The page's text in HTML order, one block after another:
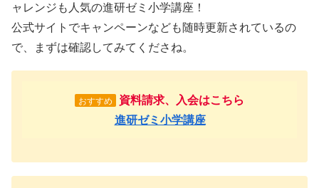
ャレンジも人気の進研ゼミ小学講座！
公式サイトでキャンペーンなども随時更新されているの
で、まずは確認してみてくださね。
おすすめ
資料請求、入会はこちら
進研ゼミ小学講座